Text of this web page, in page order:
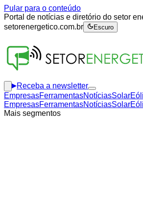
Pular para o conteúdo
Portal de notícias e diretório do setor
setorenergetico.com.br
Escuro
Receba a newsletter
EmpresasFerramentasNotíciasSolar
EmpresasFerramentasNotíciasSolar
Mais segmentos